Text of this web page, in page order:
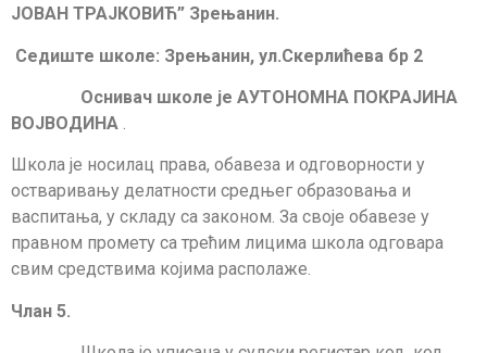
ЈОВАН ТРАЈКОВИЋ” Зрењанин.
Седиште школе: Зрењанин, ул.Скерлићева бр 2
Оснивач школе је АУТОНОМНА ПОКРАЈИНА
ВОЈВОДИНА .
Школа је носилац права, обавеза и одговорности у
остваривању делатности средњег образовања и
васпитања, у складу са законом. За своје обавезе у
правном промету са трећим лицима школа одговара
свим средствима којима располаже.
Члан 5.